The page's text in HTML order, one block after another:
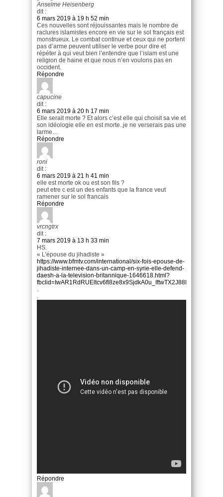
Anselme Heisenberg
dit :
6 mars 2019 à 19 h 52 min
Ces nouvelles sont réjouissantes mais le nombre de
raclures islamistes encore en vie sur le sol français est
monstrueux. Le combat continue et ceux qui ne portent
pas d’arme peuvent utiliser le verbe pour dire et
répéter à qui veut bien l’entendre que l’islam est une
religion de haine et que nous n’en voulons pas en
occident.
Répondre
capucine
dit :
6 mars 2019 à 20 h 17 min
Elle serait morte ? Et alors c’est elle qui choisit sa vie et
son idéologie elle en est morte..je ne verserais pas une
larme…
Répondre
roni
dit :
6 mars 2019 à 21 h 41 min
elle est morte ok ou est son fils ?
peut etre c est un des enfants que la france veut
ramener sur le sol francais
Répondre
vrcngtrx
dit :
7 mars 2019 à 13 h 33 min
HS.
« L’épouse du jihadiste »
https://www.bfmtv.com/international/six-fois-epouse-de-
jihadiste-internee-dans-un-camp-en-syrie-elle-defend-
daesh-a-la-television-britannique-1646618.html?
.
.
Répondre